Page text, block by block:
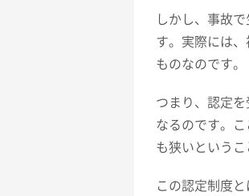
しかし、事故
す。実際には
ものなのです。
つまり、認定
なるのです。
も狭いというこ
この認定制度